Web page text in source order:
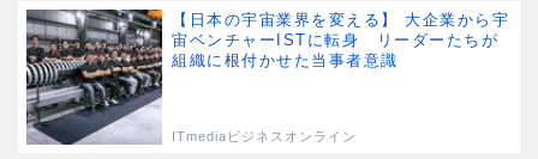
【日本の宇宙業界を変える】 大企業から宇
宙ベンチャーISTに転身 リーダーたちが
組織に根付かせた当事者意識
ITmediaビジネスオンライン